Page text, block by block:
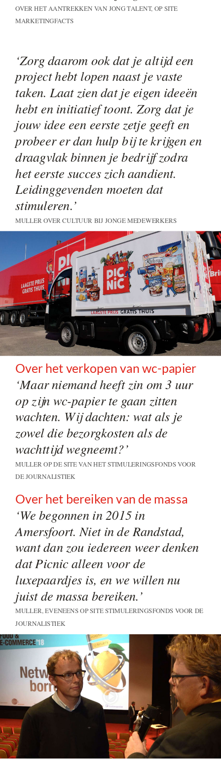
OVER HET AANTREKKEN VAN JONG TALENT, OP SITE
MARKETINGFACTS
‘Zorg daarom ook dat je altijd een
project hebt lopen naast je vaste
taken. Laat zien dat je eigen ideeën
hebt en initiatief toont. Zorg dat je
jouw idee een eerste zetje geeft en
probeer er dan hulp bij te krijgen en
draagvlak binnen je bedrijf zodra
het eerste succes zich aandient.
Leidinggevenden moeten dat
stimuleren.’
MULLER OVER CULTUUR BIJ JONGE MEDEWERKERS
Over het verkopen van wc-papier
‘Maar niemand heeft zin om 3 uur
op zijn wc-papier te gaan zitten
wachten. Wij dachten: wat als je
zowel die bezorgkosten als de
wachttijd wegneemt?’
MULLER OP DE SITE VAN HET STIMULERINGSFONDS VOOR
DE JOURNALISTIEK
Over het bereiken van de massa
‘We begonnen in 2015 in
Amersfoort. Niet in de Randstad,
want dan zou iedereen weer denken
dat Picnic alleen voor de
luxepaardjes is, en we willen nu
juist de massa bereiken.’
MULLER, EVENEENS OP SITE STIMULERINGSFONDS VOOR DE
JOURNALISTIEK